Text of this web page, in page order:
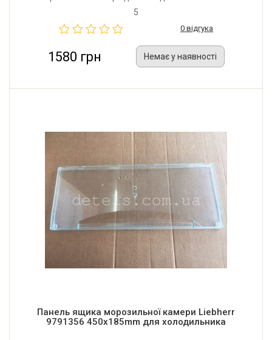
Розмір: 410x180 мм. Виробник: Німеччина.
5
0 відгука
1580 грн Немає у наявності
Панель ящика морозильної камери Liebherr
9791356 450x185mm для холодильника